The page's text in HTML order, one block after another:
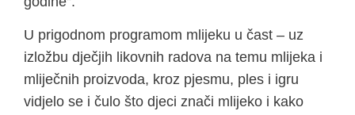
U prigodnom programom mlijeku u čast – uz
izložbu dječjih likovnih radova na temu mlijeka i
mliječnih proizvoda, kroz pjesmu, ples i igru
vidjelo se i čulo što djeci znači mlijeko i kako